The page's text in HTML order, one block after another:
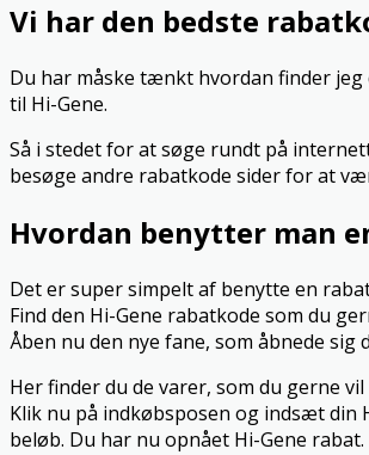
Vi har den bedste
Du har måske tænkt hvordan finder jeg
til Hi-Gene.
Så i stedet for at søge rundt på
besøge andre rabatkode sider for at
Hvordan benytter man
Det er super simpelt af benytte en
Find den Hi-Gene rabatkode som du
Åben nu den nye fane, som åbnede sig
Her finder du de varer, som du gerne
Klik nu på indkøbsposen og indsæt
beløb. Du har nu opnået Hi-Gene rabat.